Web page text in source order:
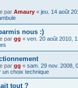
par Amaury « jeu. 14 août
nous :)
par gg « ven. 20 août 2010,
par gg « sam. 29 nov. 2008,
un choix technique
tout ?